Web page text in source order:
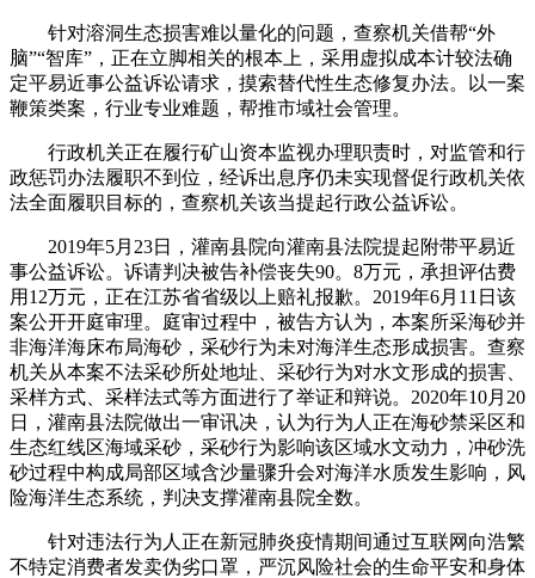
针对溶洞生态损害难以量化的问题，查察机关借帮“外
脑”“智库”，正在立脚相关的根本上，采用虚拟成本计较法确
定平易近事公益诉讼请求，摸索替代性生态修复办法。以一案
鞭策类案，行业专业难题，帮推市域社会管理。
行政机关正在履行矿山资本监视办理职责时，对监管和行
政惩罚办法履职不到位，经诉出息序仍未实现督促行政机关依
法全面履职目标的，查察机关该当提起行政公益诉讼。
2019年5月23日，灌南县院向灌南县法院提起附带平易近
事公益诉讼。诉请判决被告补偿丧失90。8万元，承担评估费
用12万元，正在江苏省省级以上赔礼报歉。2019年6月11日该
案公开开庭审理。庭审过程中，被告方认为，本案所采海砂并
非海洋海床布局海砂，采砂行为未对海洋生态形成损害。查察
机关从本案不法采砂所处地址、采砂行为对水文形成的损害、
采样方式、采样法式等方面进行了举证和辩说。2020年10月20
日，灌南县法院做出一审讯决，认为行为人正在海砂禁采区和
生态红线区海域采砂，采砂行为影响该区域水文动力，冲砂洗
砂过程中构成局部区域含沙量骤升会对海洋水质发生影响，风
险海洋生态系统，判决支撑灌南县院全数。
针对违法行为人正在新冠肺炎疫情期间通过互联网向浩繁
不特定消费者发卖伪劣口罩，严沉风险社会的生命平安和身体